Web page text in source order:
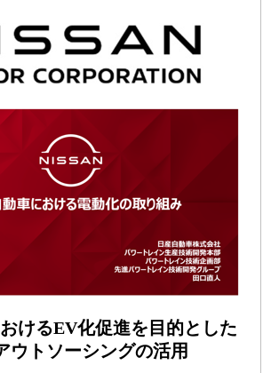
けるEV化促進を目的とした
ウトソーシングの活用